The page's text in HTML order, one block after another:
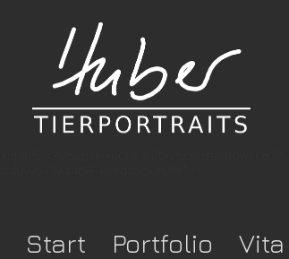
Start Portfolio Vita